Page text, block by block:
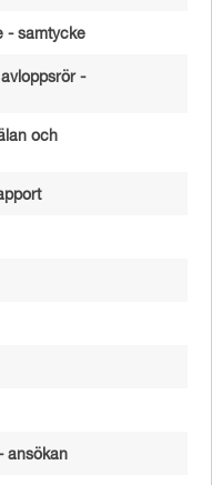
- samtycke
-
och
ansökan